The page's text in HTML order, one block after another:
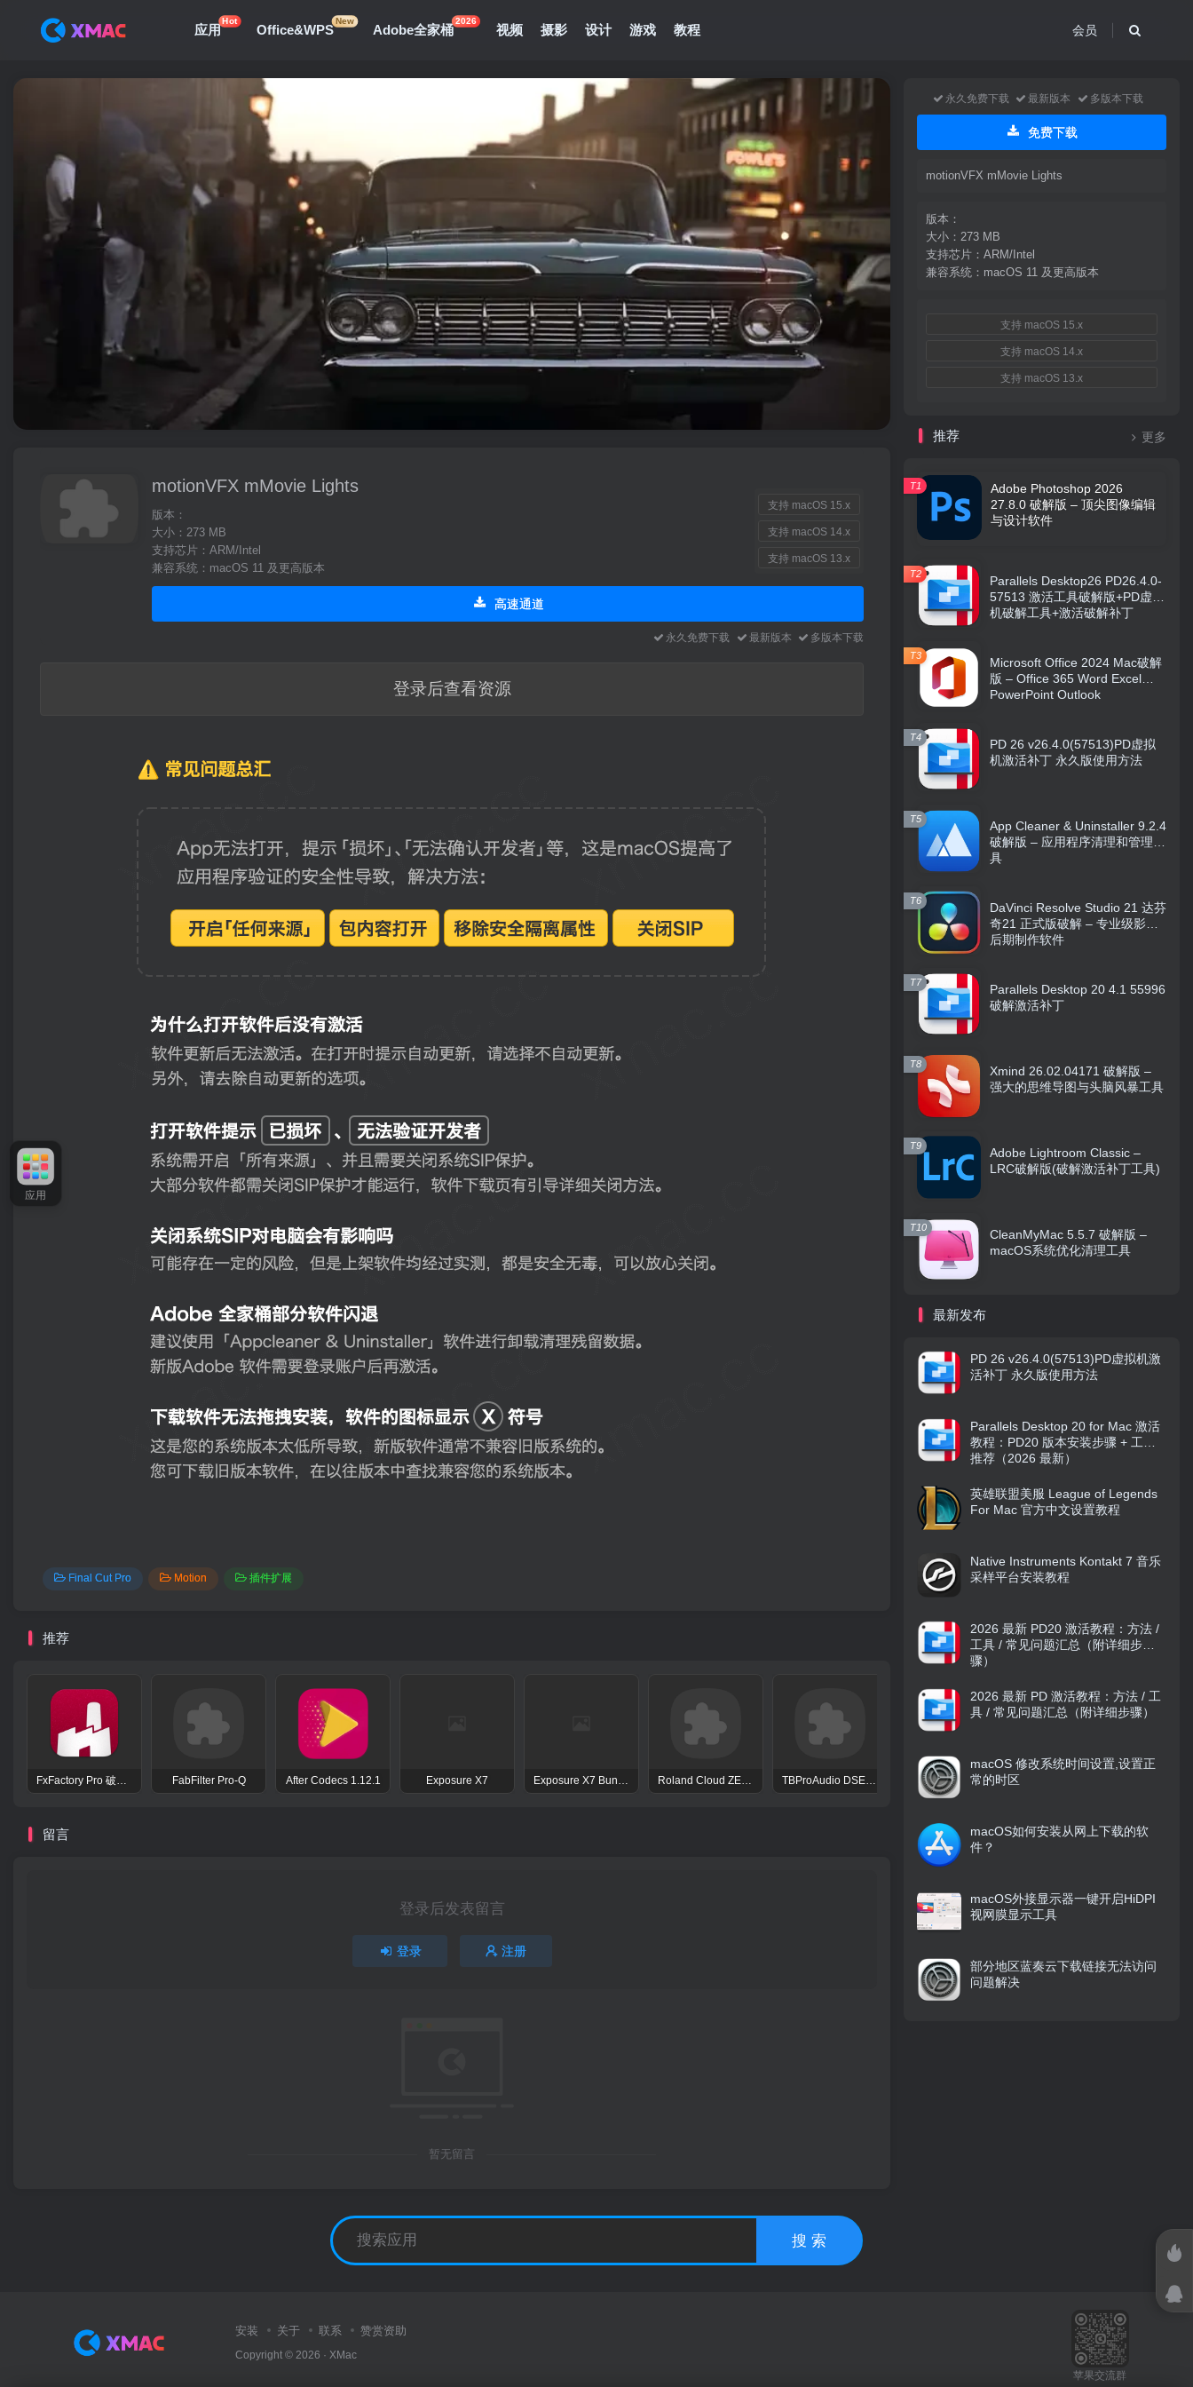
应用
Hot
Office&WPS
New
Adobe全家桶
2026
视频 摄影 设计 游戏 教程 会员
motionVFX mMovie Lights
版本：
大小：273 MB
支持芯片：ARM/Intel
兼容系统：macOS 11 及更高版本
高速通道
永久免费下载 最新版本 多版本下载
支持 macOS 15.x
支持 macOS 14.x
支持 macOS 13.x
登录后查看资源
Final Cut Pro Motion 插件扩展
推荐
FxFactory Pro 破解版 视觉效果插件工具包 FabFilter Pro-Q After Codecs 1.12.1 Exposure X7 Exposure X7 Bundle Roland Cloud ZENOLOGY Pro Collection TBProAudio DSEQ3 FKFX Obvious Filter
留言
登录后发表留言
登录 注册
暂无留言
永久免费下载 最新版本 多版本下载
免费下载
motionVFX mMovie Lights
版本：
大小：273 MB
支持芯片：ARM/Intel
兼容系统：macOS 11 及更高版本
支持 macOS 15.x
支持 macOS 14.x
支持 macOS 13.x
推荐 更多
Adobe Photoshop 2026
27.8.0 破解版 – 顶尖图像编辑
与设计软件
T1
Parallels Desktop26 PD26.4.0-
57513 激活工具破解版+PD虚拟
机破解工具+激活破解补丁
T2
Microsoft Office 2024 Mac破解
版 – Office 365 Word Excel
PowerPoint Outlook
T3
PD 26 v26.4.0(57513)PD虚拟
机激活补丁 永久版使用方法
T4
App Cleaner & Uninstaller 9.2.4
破解版 – 应用程序清理和管理工
具
T5
DaVinci Resolve Studio 21 达芬
奇21 正式版破解 – 专业级影视
后期制作软件
T6
Parallels Desktop 20 4.1 55996
破解激活补丁
T7
Xmind 26.02.04171 破解版 –
强大的思维导图与头脑风暴工具
T8
Adobe Lightroom Classic –
LRC破解版(破解激活补丁工具)
T9
CleanMyMac 5.5.7 破解版 –
macOS系统优化清理工具
T10
最新发布
PD 26 v26.4.0(57513)PD虚拟机激
活补丁 永久版使用方法
Parallels Desktop 20 for Mac 激活
教程：PD20 版本安装步骤 + 工具
推荐（2026 最新）
英雄联盟美服 League of Legends
For Mac 官方中文设置教程
Native Instruments Kontakt 7 音乐
采样平台安装教程
2026 最新 PD20 激活教程：方法 /
工具 / 常见问题汇总（附详细步
骤）
2026 最新 PD 激活教程：方法 / 工
具 / 常见问题汇总（附详细步骤）
macOS 修改系统时间设置,设置正
常的时区
macOS如何安装从网上下载的软
件？
macOS外接显示器一键开启HiDPI
视网膜显示工具
部分地区蓝奏云下载链接无法访问
问题解决
搜 索
安装 关于 联系 赞赏资助
Copyright © 2026 · XMac
苹果交流群
应用